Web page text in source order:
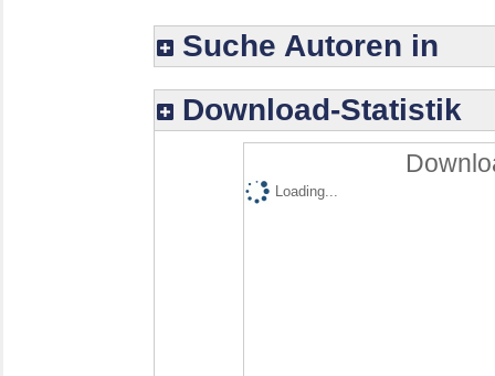
Suche Autoren in
Download-Statistik
Loading...